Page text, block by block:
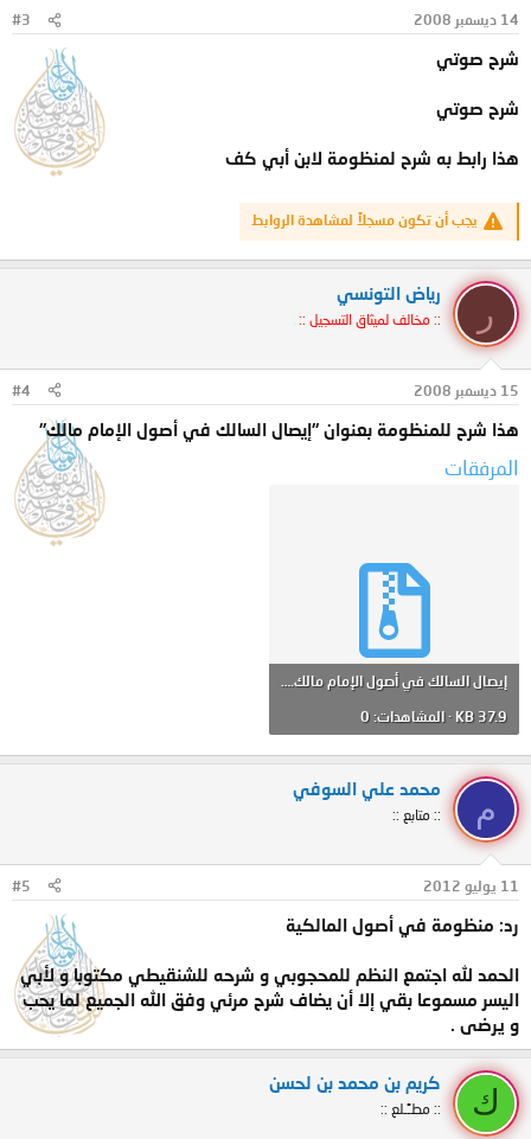
14 ديسمبر 2008 #3
شرح صوتي
شرح صوتي
هذا رابط به شرح لمنظومة لابن أبي كف
يجب أن تكون مسجلاً لمشاهدة الروابط
ر
رياض التونسي
:: مخالف لميثاق التسجيل ::
15 ديسمبر 2008 #4
هذا شرح للمنظومة بعنوان "إيصال السالك في أصول الإمام مالك"
المرفقات
37.9 KB · المشاهدات: 0
م
محمد علي السوفي
:: متابع ::
11 يوليو 2012 #5
رد: منظومة في أصول المالكية
الحمد لله اجتمع النظم للمحجوبي و شرحه للشنقيطي مكتوبا و لأبي
اليسر مسموعا بقي إلا أن يضاف شرح مرئي وفق الله الجميع لما يحب
و يرضى .
ك
كريم بن محمد بن لحسن
:: مطـًـلع ::